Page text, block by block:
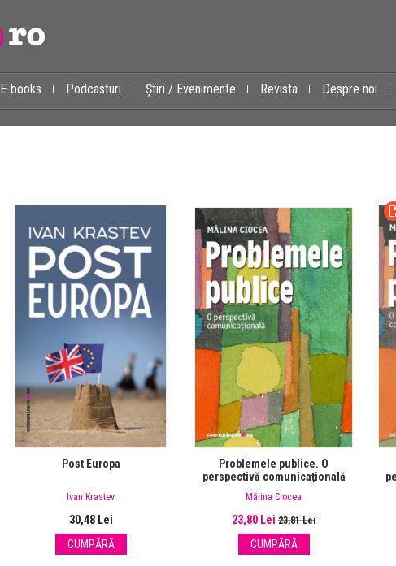
E-books Podcasturi Știri / Evenimente Revista Despre noi
Post Europa
Ivan Krastev
30,48 Lei
CUMPĂRĂ
Problemele publice. O
perspectivă comunicaţională
Mălina Ciocea
23,80 Lei 23,81 Lei
CUMPĂRĂ